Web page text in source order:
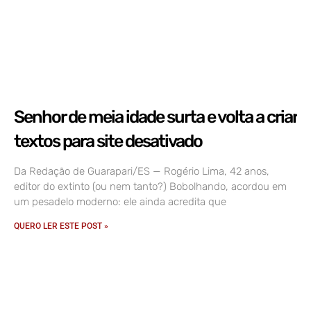
Senhor de meia idade surta e volta a criar
textos para site desativado
Da Redação de Guarapari/ES — Rogério Lima, 42 anos,
editor do extinto (ou nem tanto?) Bobolhando, acordou em
um pesadelo moderno: ele ainda acredita que
QUERO LER ESTE POST »